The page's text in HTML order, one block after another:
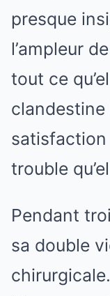
presque
l’ampleur
tout ce
satisfaction
trouble
Pendant
sa double